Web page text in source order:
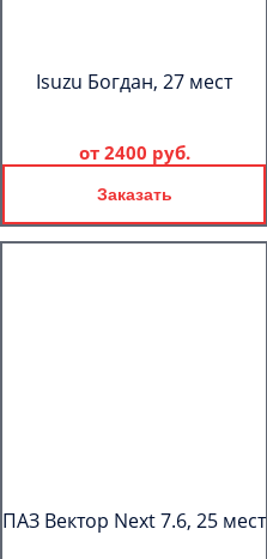
Isuzu Богдан, 27 мест
от 2400 руб.
Заказать
ПАЗ Вектор Next 7.6, 25 мест